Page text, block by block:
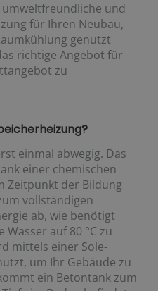
umweltfreundliche und
für Ihren Neubau,
genutzt
richtige Angebot für
zu
einmal abwegig. Das
einer chemischen
Zeitpunkt der Bildung
vollständigen
ab, wie benötigt
auf 80 °C zu
mittels einer Sole-
um Ihr Gebäude zu
ein Betontank zum